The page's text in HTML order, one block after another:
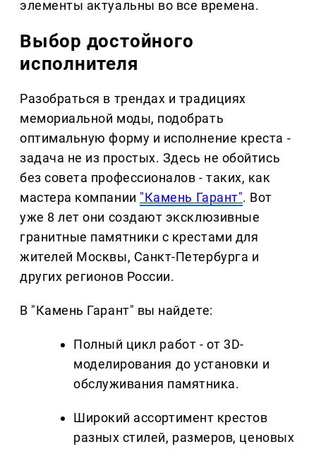
элементы актуальны во все времена.
Выбор достойного
исполнителя
Разобраться в трендах и традициях
мемориальной моды, подобрать
оптимальную форму и исполнение креста -
задача не из простых. Здесь не обойтись
без совета профессионалов - таких, как
мастера компании "Камень Гарант". Вот
уже 8 лет они создают эксклюзивные
гранитные памятники с крестами для
жителей Москвы, Санкт-Петербурга и
других регионов России.
В "Камень Гарант" вы найдете:
Полный цикл работ - от 3D-
моделирования до установки и
обслуживания памятника.
Широкий ассортимент крестов
разных стилей, размеров, ценовых